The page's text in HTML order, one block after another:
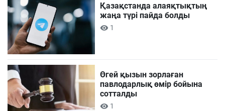
Қазақстанда алаяқтықтың
жаңа түрі пайда болды
1
Өгей қызын зорлаған
павлодарлық өмір бойына
сотталды
1